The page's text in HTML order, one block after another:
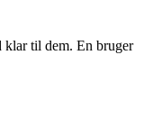
klar til dem. En bruger